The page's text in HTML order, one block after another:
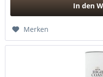
In den
Merken